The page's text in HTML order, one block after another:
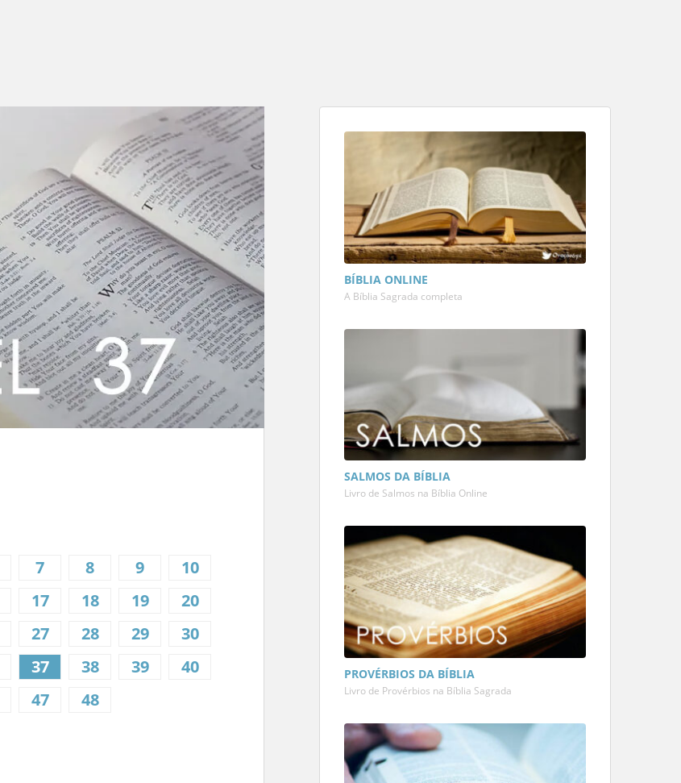
7 8 9
10
17 18 19
20
27 28 29
30
37 38 39
40
47 48
BÍBLIA ONLINE
A Bíblia Sagrada completa
SALMOS DA BÍBLIA
Livro de Salmos na Bíblia Online
PROVÉRBIOS DA BÍBLIA
Livro de Provérbios na Bíblia Sagrada